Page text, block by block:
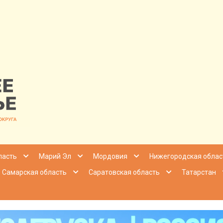
|Марий Эл Мордовия Нижегородская
Самарская область Саратовская область Татарстан